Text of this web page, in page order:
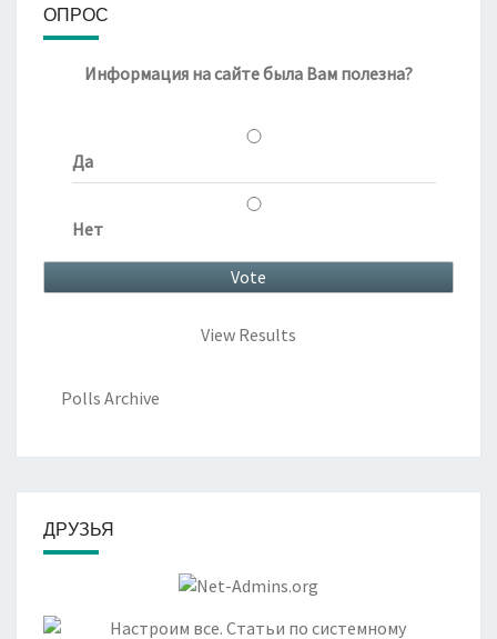
ОПРОС
Информация на сайте была Вам полезна?
Да
Нет
View Results
Polls Archive
ДРУЗЬЯ